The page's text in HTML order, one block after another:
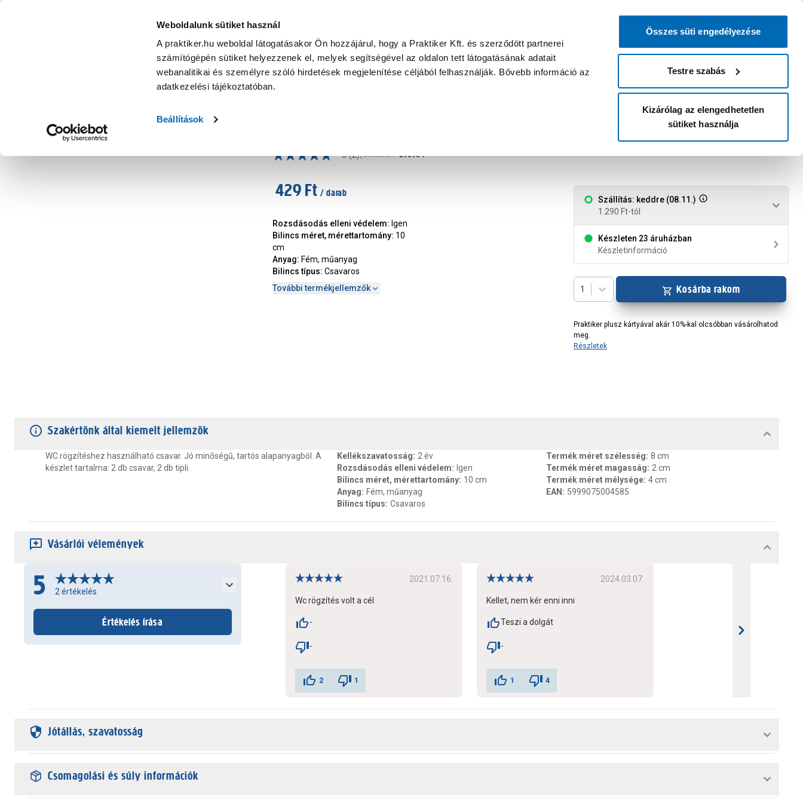
Weboldalunk sütiket használ
A praktiker.hu weboldal látogatásakor Ön hozzájárul, hogy a Praktiker Kft. és szerződött partnerei
számítógépén sütiket helyezzenek el, melyek segítségével az oldalon tett látogatásának adatait
webanalitikai és személyre szóló hirdetések megjelenítése céljából felhasználják. Bővebb információ az
adatkezelési tájékoztatóban.
Beállítások
Összes süti engedélyezése
Testre szabás
Kizárólag az elengedhetetlen
sütiket használja
KATEGÓRIÁK
bejelentkezni?
Belépés Listáim
Nyereményjáték Praktiker Professional Szakiajánló Ügyintézés és Információ Áruházak és szolgáltatások
5 (2)|Cikkszám: 298904
429 Ft / darab
Rozsdásodás elleni védelem: Igen
Bilincs méret, mérettartomány: 10
cm
Anyag: Fém, műanyag
Bilincs típus: Csavaros
További termékjellemzők
Szállítás: keddre (08.11.)
1.290 Ft-tól
Készleten 23 áruházban
Készletinformáció
1 Kosárba rakom
Praktiker plusz kártyával akár 10%-kal olcsóbban vásárolhatod
meg.
Részletek
Szakértőnk által kiemelt jellemzők
WC rögzítéshez használható csavar. Jó minőségű, tartós alapanyagból. A
készlet tartalma: 2 db csavar, 2 db tipli.
Kellékszavatosság: 2 év
Rozsdásodás elleni védelem: Igen
Bilincs méret, mérettartomány: 10 cm
Anyag: Fém, műanyag
Bilincs típus: Csavaros
Termék méret szélesség: 8 cm
Termék méret magasság: 2 cm
Termék méret mélysége: 4 cm
EAN : 5999075004585
Vásárlói vélemények
5 2 értékelés
Értékelés írása
2021.07.16.
Wc rögzítés volt a cél
-
-
2 1
2024.03.07.
Kellet, nem kér enni inni
Teszi a dolgát
-
1 4
Jótállás, szavatosság
Csomagolási és súly információk